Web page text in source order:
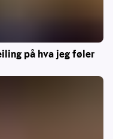
på hva jeg føler